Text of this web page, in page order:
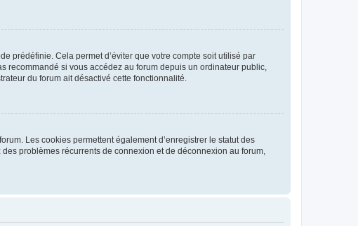
prédéfinie. Cela permet d’éviter que votre compte soit utilisé par
recommandé si vous accédez au forum depuis un ordinateur public,
du forum ait désactivé cette fonctionnalité.
Les cookies permettent également d’enregistrer le statut des
problèmes récurrents de connexion et de déconnexion au forum,